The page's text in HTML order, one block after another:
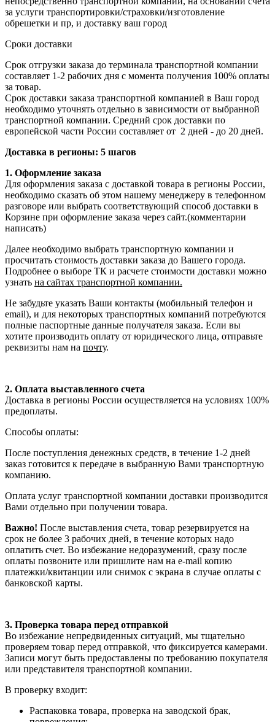
за услуги транспортировки/страховки/изготовление
обрешетки и пр, и доставку ваш город
Сроки доставки
Срок отгрузки заказа до терминала транспортной компании
составляет 1-2 рабочих дня с момента получения 100% оплаты
за товар.
Срок доставки заказа транспортной компанией в Ваш город
необходимо уточнять отдельно в зависимости от выбранной
транспортной компании. Средний срок доставки по
европейской части России составляет от 2 дней - до 20 дней.
Доставка в регионы: 5 шагов
1. Оформление заказа
Для оформления заказа с доставкой товара в регионы России,
необходимо сказать об этом нашему менеджеру в телефонном
разговоре или выбрать соответствующий способ доставки в
Корзине при оформление заказа через сайт.(комментарии
написать)
Далее необходимо выбрать транспортную компании и
просчитать стоимость доставки заказа до Вашего города.
Подробнее о выборе ТК и расчете стоимости доставки можно
узнать на сайтах транспортной компании.
Не забудьте указать Ваши контакты (мобильный телефон и
email), и для некоторых транспортных компаний потребуются
полные паспортные данные получателя заказа. Если вы
хотите производить оплату от юридического лица, отправьте
реквизиты нам на почту.
2. Оплата выставленного счета
Доставка в регионы России осуществляется на условиях 100%
предоплаты.
Способы оплаты:
После поступления денежных средств, в течение 1-2 дней
заказ готовится к передаче в выбранную Вами транспортную
компанию.
Оплата услуг транспортной компании доставки производится
Вами отдельно при получении товара.
Важно! После выставления счета, товар резервируется на
срок не более 3 рабочих дней, в течение которых надо
оплатить счет. Во избежание недоразумений, сразу после
оплаты позвоните или пришлите нам на e-mail копию
платежки/квитанции или снимок с экрана в случае оплаты с
банковской карты.
3. Проверка товара перед отправкой
Во избежание непредвиденных ситуаций, мы тщательно
проверяем товар перед отправкой, что фиксируется камерами.
Записи могут быть предоставлены по требованию покупателя
или представителя транспортной компании.
В проверку входит:
Распаковка товара, проверка на заводской брак,